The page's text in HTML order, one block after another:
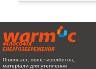
ФІЛОСОФІЯ
ЕНЕРГОЗБЕРЕЖЕННЯ
Пінопласт, полістиролбетон,
матеріали для утеплення